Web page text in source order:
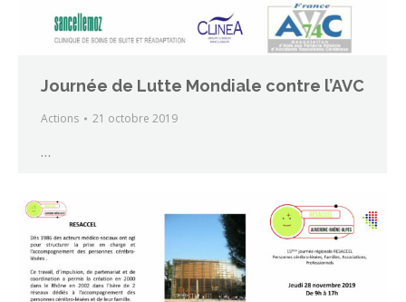
Journée de Lutte Mondiale contre l’AVC
Actions 21 octobre 2019
…